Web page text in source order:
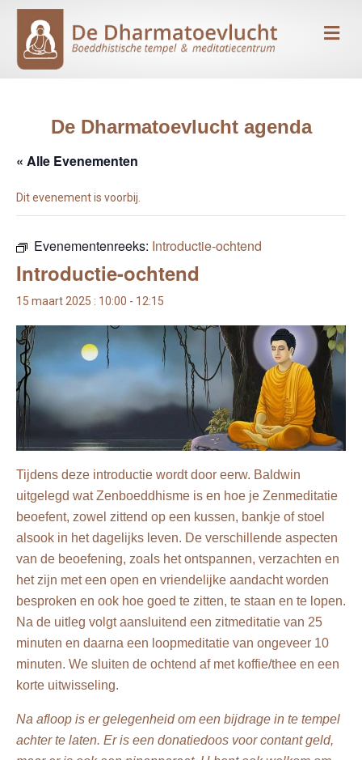
De Dharmatoevlucht agenda
« Alle Evenementen
Dit evenement is voorbij.
Evenementenreeks: Introductie-ochtend
Introductie-ochtend
15 maart 2025 : 10:00 - 12:15
Tijdens deze introductie wordt door eerw. Baldwin
uitgelegd wat Zenboeddhisme is en hoe je Zenmeditatie
beoefent, zowel zittend op een kussen, bankje of stoel
alsook in het dagelijks leven. De verschillende aspecten
van de beoefening, zoals het ontspannen, verzachten en
het zijn met een open en vriendelijke aandacht worden
besproken en ook hoe goed te zitten, te staan en te lopen.
Na de uitleg volgt aansluitend een zitmeditatie van 25
minuten en daarna een loopmeditatie van ongeveer 10
minuten. We sluiten de ochtend af met koffie/thee en een
korte uitwisseling.
Na afloop is er gelegenheid om een bijdrage in te tempel
achter te laten. Er is een donatiedoos voor contant geld,